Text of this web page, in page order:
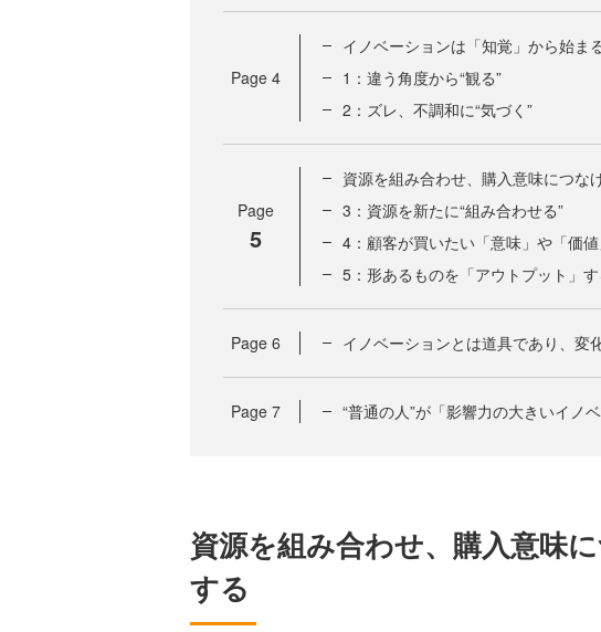
Page 4
イノベーションは「知覚」から始ま
1：違う角度から“観る”
2：ズレ、不調和に“気づく”
Page
5
資源を組み合わせ、購入意味につな
3：資源を新たに“組み合わせる”
4：顧客が買いたい「意味」や「価
5：形あるものを「アウトプット」す
Page 6 イノベーションとは道具であり、変
Page 7 “普通の人”が「影響力の大きいイノ
資源を組み合わせ、購入意味
する